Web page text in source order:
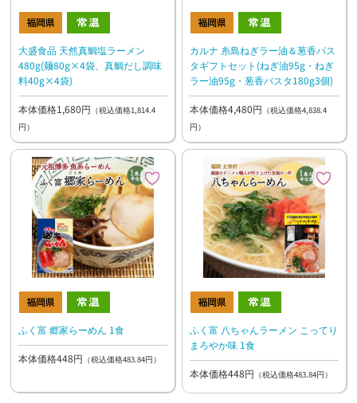
大盛食品 天然真鯛塩ラーメン
480g(麺80g×4袋、真鯛だし調味
料40g×4袋)
本体価格1,680円 （税込価格1,814.4
円）
カルナ 糸島ねぎラー油＆葱香パス
タギフトセット(ねぎ油95g・ねぎ
ラー油95g・葱香パスタ180g3個)
本体価格4,480円 （税込価格4,838.4
円）
ふく富 郷家らーめん 1食
本体価格448円 （税込価格483.84円）
ふく富 八ちゃんラーメン こってり
まろやか味 1食
本体価格448円 （税込価格483.84円）